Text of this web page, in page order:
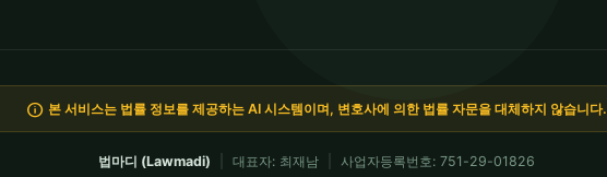
info 본 서비스는 법률 정보를 제공하는 AI 시스템이며, 변호사에 의한 법률 자문을 대체하지 않습니다.
법마디 (Lawmadi) 대표자: 최재남 사업자등록번호: 751-29-01826